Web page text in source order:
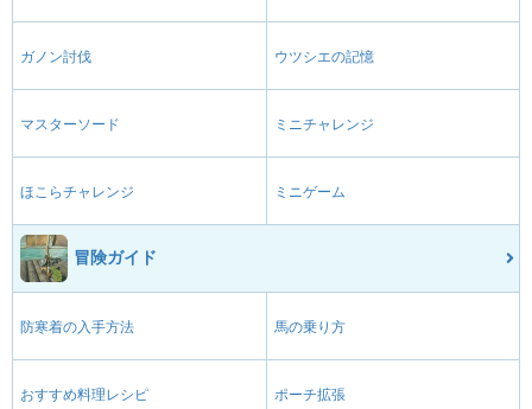
ガノン討伐 ウツシエの記憶
マスターソード ミニチャレンジ
ほこらチャレンジ ミニゲーム
冒険ガイド
防寒着の入手方法 馬の乗り方
おすすめ料理レシピ ポーチ拡張